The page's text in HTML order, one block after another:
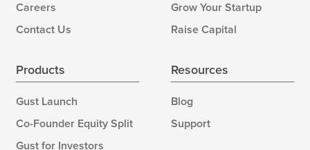
Careers
Contact Us
Grow Your Startup
Raise Capital
Products
Gust Launch
Co-Founder Equity Split
Gust for Investors
Resources
Blog
Support